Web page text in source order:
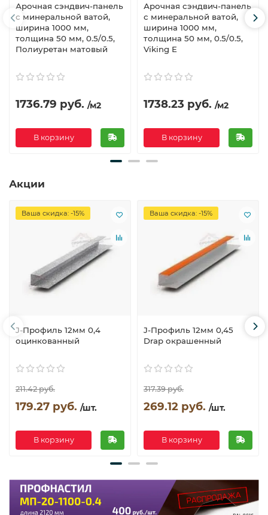
Арочная сэндвич-панель
с минеральной ватой,
ширина 1000 мм,
толщина 50 мм, 0.5/0.5,
Полиуретан матовый
1736.79 руб. /м2
В корзину
Арочная сэндвич-панель
с минеральной ватой,
ширина 1000 мм,
толщина 50 мм, 0.5/0.5,
Viking E
1738.23 руб. /м2
В корзину
Акции
Ваша скидка: -15%
J-Профиль 12мм 0,4
оцинкованный
211.42 руб.
179.27 руб. /шт.
В корзину
Ваша скидка: -15%
J-Профиль 12мм 0,45
Drap окрашенный
317.39 руб.
269.12 руб. /шт.
В корзину